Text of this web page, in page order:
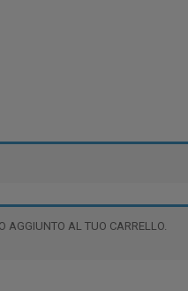
AGGIUNTO AL TUO CARRELLO.